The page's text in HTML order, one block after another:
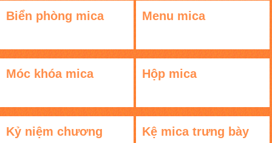
Biển phòng mica Menu mica
Móc khóa mica Hộp mica
Kỷ niệm chương
Kệ mica trưng bày